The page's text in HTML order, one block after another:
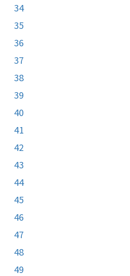
34
35
36
37
38
39
40
41
42
43
44
45
46
47
48
49